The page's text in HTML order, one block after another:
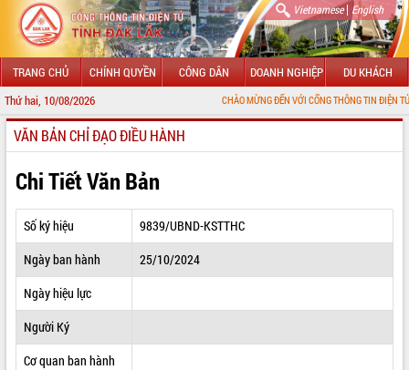
Vietnamese| English
TRANG CHỦ CHÍNH QUYỀN CÔNG DÂN DOANH NGHIỆP DU KHÁCH
Thứ hai, 10/08/2026 CHÀO MỪNG ĐẾN VỚI CỔNG THÔNG TIN ĐIỆN TỬ TỈNH ĐẮK
GIỚI THIỆU
LÃNH ĐẠO UBND TỈNH
TIN TỨC SỰ KIỆN
SỞ, BAN, NGÀNH
THÔNG TIN CHỈ ĐẠO ĐIỀU HÀNH
HỆ THỐNG VĂN BẢN
VĂN BẢN CHỈ ĐẠO ĐIỀU HÀNH
Chi Tiết Văn Bản
Số ký hiệu
9839/UBND-KSTTHC
Ngày ban hành
25/10/2024
Ngày hiệu lực
Người Ký
Cơ quan ban hành